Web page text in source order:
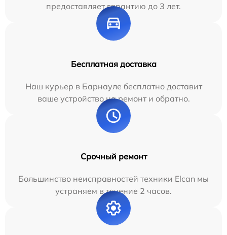
предоставляет гарантию до 3 лет.
Бесплатная доставка
Наш курьер в Барнауле бесплатно доставит
ваше устройство на ремонт и обратно.
Срочный ремонт
Большинство неисправностей техники Elcan мы
устраняем в течение 2 часов.